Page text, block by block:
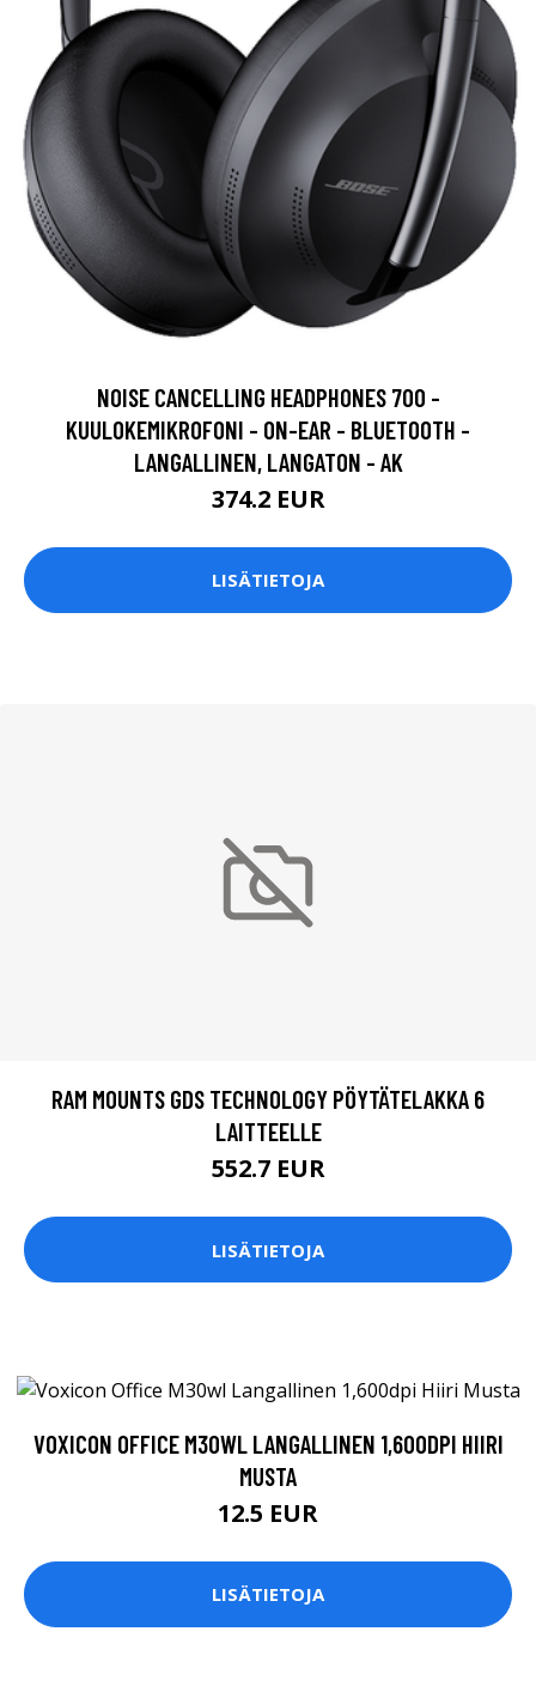
NOISE CANCELLING HEADPHONES 700 -
KUULOKEMIKROFONI - ON-EAR - BLUETOOTH -
LANGALLINEN, LANGATON - AK
374.2 EUR
LISÄTIETOJA
RAM MOUNTS GDS TECHNOLOGY PÖYTÄTELAKKA 6
LAITTEELLE
552.7 EUR
LISÄTIETOJA
VOXICON OFFICE M30WL LANGALLINEN 1,600DPI HIIRI
MUSTA
12.5 EUR
LISÄTIETOJA